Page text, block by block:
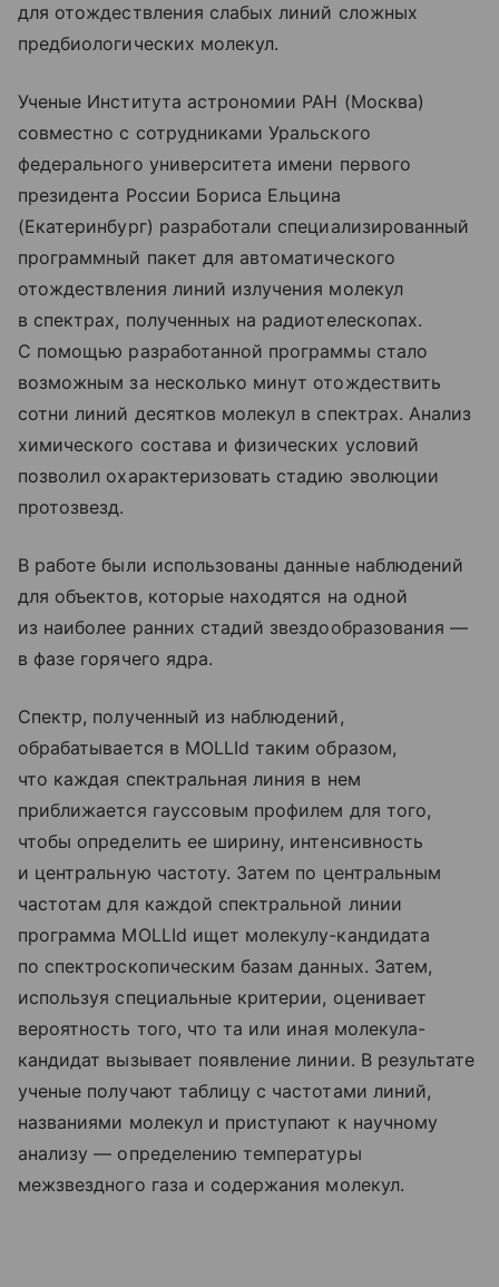
для отождествления слабых линий сложных
предбиологических молекул.
Ученые Института астрономии РАН (Москва)
совместно с сотрудниками Уральского
федерального университета имени первого
президента России Бориса Ельцина
(Екатеринбург) разработали специализированный
программный пакет для автоматического
отождествления линий излучения молекул
в спектрах, полученных на радиотелескопах.
С помощью разработанной программы стало
возможным за несколько минут отождествить
сотни линий десятков молекул в спектрах. Анализ
химического состава и физических условий
позволил охарактеризовать стадию эволюции
протозвезд.
В работе были использованы данные наблюдений
для объектов, которые находятся на одной
из наиболее ранних стадий звездообразования —
в фазе горячего ядра.
Спектр, полученный из наблюдений,
обрабатывается в MOLLId таким образом,
что каждая спектральная линия в нем
приближается гауссовым профилем для того,
чтобы определить ее ширину, интенсивность
и центральную частоту. Затем по центральным
частотам для каждой спектральной линии
программа MOLLId ищет молекулу-кандидата
по спектроскопическим базам данных. Затем,
используя специальные критерии, оценивает
вероятность того, что та или иная молекула-
кандидат вызывает появление линии. В результате
ученые получают таблицу с частотами линий,
названиями молекул и приступают к научному
анализу — определению температуры
межзвездного газа и содержания молекул.